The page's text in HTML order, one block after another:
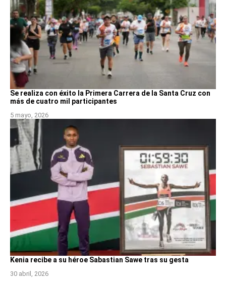
Se realiza con éxito la Primera Carrera de la Santa Cruz con
más de cuatro mil participantes
5 mayo, 2026
Kenia recibe a su héroe Sabastian Sawe tras su gesta
30 abril, 2026